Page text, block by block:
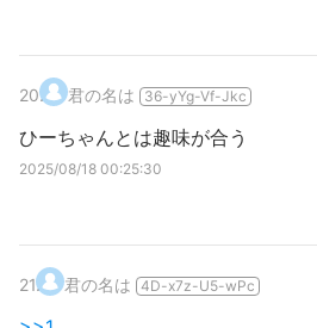
20. 君の名は 36-yYg-Vf-Jkc
ひーちゃんとは趣味が合う
2025/08/18 00:25:30
21. 君の名は 4D-x7z-U5-wPc